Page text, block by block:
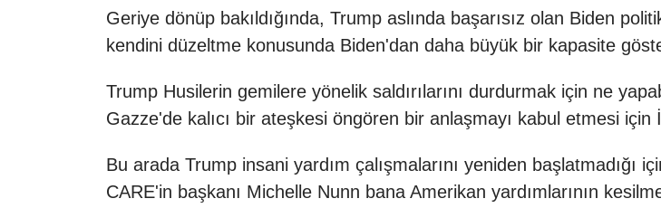
Geriye dönüp bakıldığında, Trump aslında başarısız olan Biden
kendini düzeltme konusunda Biden'dan daha büyük bir kapasite
Trump Husilerin gemilere yönelik saldırılarını durdurmak için ne
Gazze'de kalıcı bir ateşkesi öngören bir anlaşmayı kabul etmesi
Bu arada Trump insani yardım çalışmalarını yeniden başlatmadığı
CARE'in başkanı Michelle Nunn bana Amerikan yardımlarının